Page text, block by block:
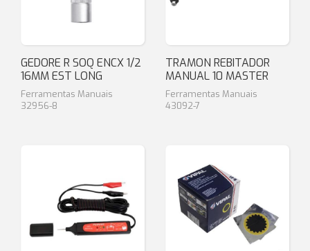
GEDORE R SOQ ENCX 1/2
16MM EST LONG
Ferramentas Manuais
32956-8
TRAMON REBITADOR
MANUAL 10 MASTER
Ferramentas Manuais
43092-7